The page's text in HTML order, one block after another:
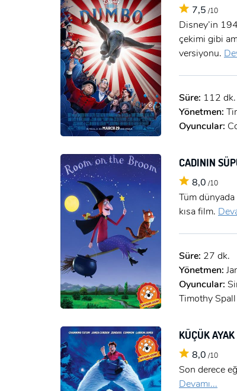
7,5 /10
Disney’in
çekimi gibi
versiyonu.
Süre: 112 dk.
Yönetmen:
Oyuncular:
CADININ
8,0 /10
Tüm
kısa film.
Süre: 27 dk.
Yönetmen:
Oyuncular:
Timothy
KÜÇÜK AYAK
8,0 /10
Son derece
Devamı...